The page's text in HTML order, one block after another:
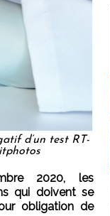
d’un test RT-
2020, les
qui doivent se
obligation de